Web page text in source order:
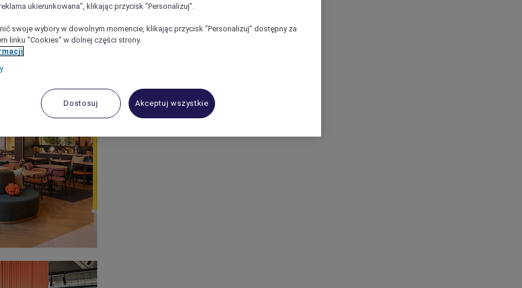
ukierunkowana”, klikając przycisk "Personalizuj”.
swoje wybory w dowolnym momencie, klikając przycisk "Personalizuj” dostępny za
linku "Cookies” w dolnej części strony.
Dostosuj Akceptuj wszystkie